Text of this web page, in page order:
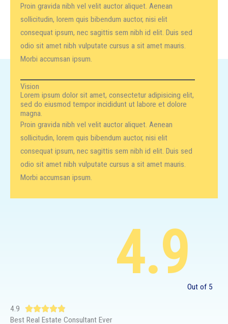
Proin gravida nibh vel velit auctor aliquet. Aenean
sollicitudin, lorem quis bibendum auctor, nisi elit
consequat ipsum, nec sagittis sem nibh id elit. Duis sed
odio sit amet nibh vulputate cursus a sit amet mauris.
Morbi accumsan ipsum.
Vision
Lorem ipsum dolor sit amet, consectetur adipisicing elit,
sed do eiusmod tempor incididunt ut labore et dolore
magna.
Proin gravida nibh vel velit auctor aliquet. Aenean
sollicitudin, lorem quis bibendum auctor, nisi elit
consequat ipsum, nec sagittis sem nibh id elit. Duis sed
odio sit amet nibh vulputate cursus a sit amet mauris.
Morbi accumsan ipsum.
4.9Out of 5
4.9 
a
Best Real Estate Consultant Ever